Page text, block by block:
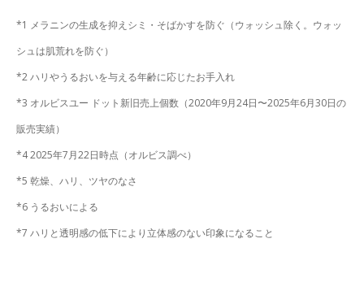
*1 メラニンの生成を抑えシミ・そばかすを防ぐ（ウォッシュ除く。ウォッ
シュは肌荒れを防ぐ）
*2 ハリやうるおいを与える年齢に応じたお手入れ
*3 オルビスユー ドット新旧売上個数（2020年9月24日〜2025年6月30日の
販売実績）
*4 2025年7月22日時点（オルビス調べ）
*5 乾燥、ハリ、ツヤのなさ
*6 うるおいによる
*7 ハリと透明感の低下により立体感のない印象になること